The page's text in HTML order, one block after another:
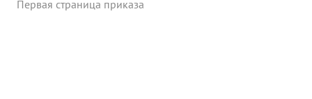
ЗВЕЗДА". ...»
Первая страница приказа